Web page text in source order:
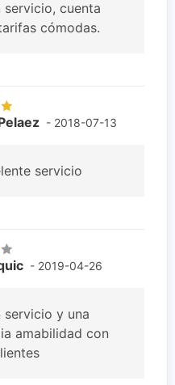
servicio, cuenta
cómodas.
- 2018-07-13
servicio
- 2019-04-26
servicio y una
amabilidad con